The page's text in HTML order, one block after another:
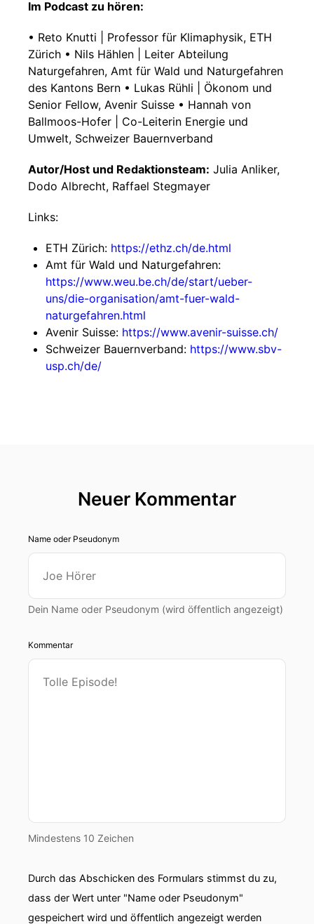
Im Podcast zu hören:
• Reto Knutti | Professor für Klimaphysik, ETH
Zürich • Nils Hählen | Leiter Abteilung
Naturgefahren, Amt für Wald und Naturgefahren
des Kantons Bern • Lukas Rühli | Ökonom und
Senior Fellow, Avenir Suisse • Hannah von
Ballmoos-Hofer | Co-Leiterin Energie und
Umwelt, Schweizer Bauernverband
Autor/Host und Redaktionsteam: Julia Anliker,
Dodo Albrecht, Raffael Stegmayer
Links:
ETH Zürich: https://ethz.ch/de.html
Amt für Wald und Naturgefahren:
https://www.weu.be.ch/de/start/ueber-
uns/die-organisation/amt-fuer-wald-
naturgefahren.html
Avenir Suisse: https://www.avenir-suisse.ch/
Schweizer Bauernverband: https://www.sbv-
usp.ch/de/
Neuer Kommentar
Name oder Pseudonym
Dein Name oder Pseudonym (wird öffentlich angezeigt)
Kommentar
Mindestens 10 Zeichen
Durch das Abschicken des Formulars stimmst du zu,
dass der Wert unter "Name oder Pseudonym"
gespeichert wird und öffentlich angezeigt werden